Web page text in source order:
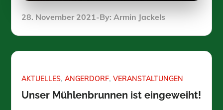
Posted
28. November 2021 By:Armin Jackels
AKTUELLES ANGERDORF VERANSTALTUNGEN
Unser Mühlenbrunnen ist eingeweiht!